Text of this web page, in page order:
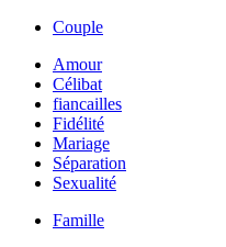
Couple
Amour
Célibat
fiancailles
Fidélité
Mariage
Séparation
Sexualité
Famille